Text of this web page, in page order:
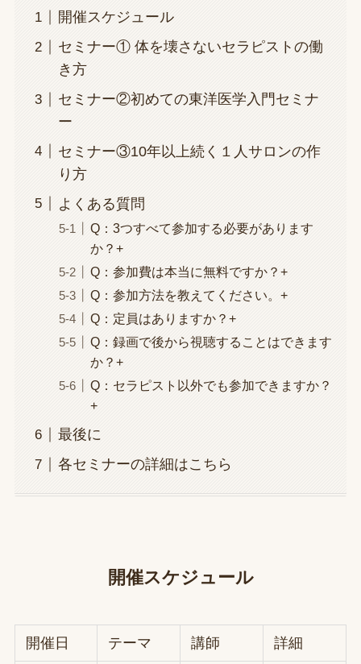
開催スケジュール
セミナー① 体を壊さないセラピストの働
き方
セミナー②初めての東洋医学入門セミナ
ー
セミナー③10年以上続く１人サロンの作
り方
よくある質問
Q：3つすべて参加する必要があります
か？+
Q：参加費は本当に無料ですか？+
Q：参加方法を教えてください。+
Q：定員はありますか？+
Q：録画で後から視聴することはできます
か？+
Q：セラピスト以外でも参加できますか？
+
最後に
各セミナーの詳細はこちら
開催スケジュール
開催日 テーマ 講師 詳細